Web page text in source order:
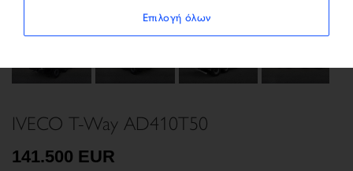
IVECO T-Way AD410T50
141.500 EUR
Επιλογή όλων